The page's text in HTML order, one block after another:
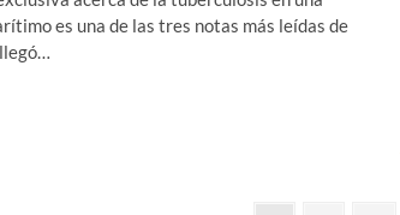
es una de las tres notas más leídas de